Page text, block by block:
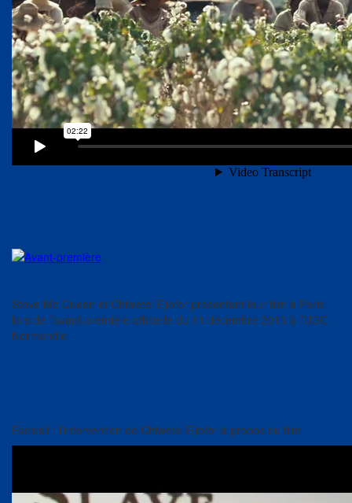
Steve Mc Queen et Chiwetel Ejiofor présentant leur film à Paris
lors de l’avant-première officielle du 11 décembre 2013 à l’UGC
Normandie
Exclusif : l’intervention de Chiwetel Ejiofor à propos du film